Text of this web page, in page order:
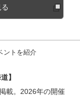
ントを紹介
】
載。2026年の開催